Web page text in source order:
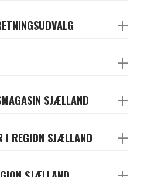
+
+
SJÆLLAND +
I REGION SJÆLLAND +